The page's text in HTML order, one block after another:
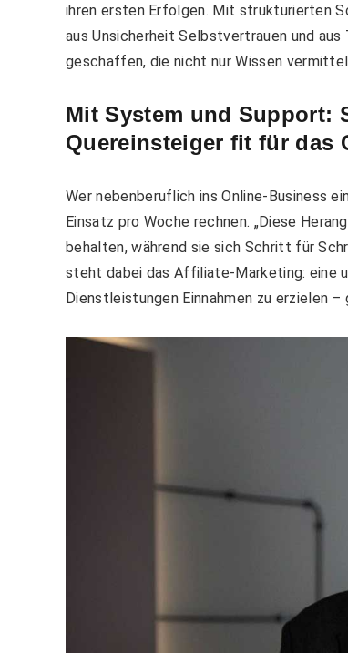
ihren ersten Erfolgen. Mit strukturierten
aus Unsicherheit Selbstvertrauen und
geschaffen, die nicht nur Wissen
Mit System und Support:
Quereinsteiger fit für das
Wer nebenberuflich ins Online-Business
Einsatz pro Woche rechnen. „Diese
behalten, während sie sich Schritt für
steht dabei das Affiliate-Marketing: eine
Dienstleistungen Einnahmen zu erzielen